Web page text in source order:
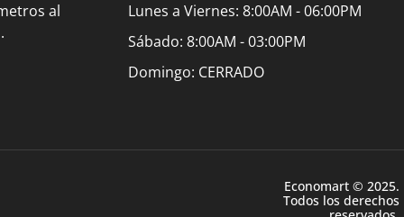
al
Lunes a Viernes: 8:00AM - 06:00PM
Sábado: 8:00AM - 03:00PM
Domingo: CERRADO
Economart © 2025.
Todos los derechos